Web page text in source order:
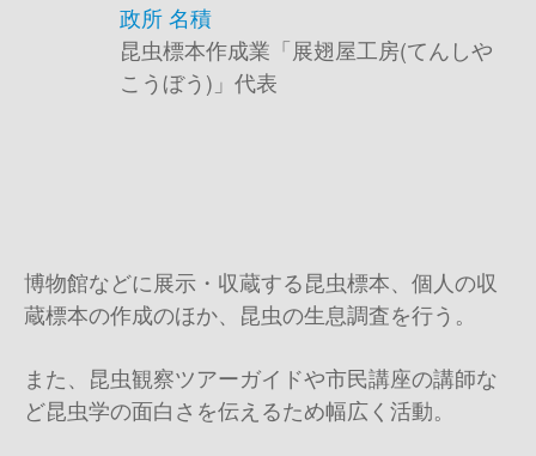
政所 名積
昆虫標本作成業「展翅屋工房(てんしや
こうぼう)」代表
博物館などに展示・収蔵する昆虫標本、個人の収
蔵標本の作成のほか、昆虫の生息調査を行う。
また、昆虫観察ツアーガイドや市民講座の講師な
ど昆虫学の面白さを伝えるため幅広く活動。